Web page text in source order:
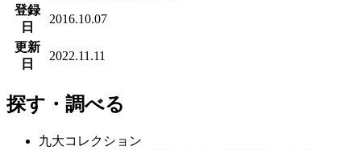
登録
日
2016.10.07
更新
日
2022.11.11
探す・調べる
九大コレクション